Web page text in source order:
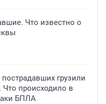
Что известно о
грузили
Что происходило в
БПЛА